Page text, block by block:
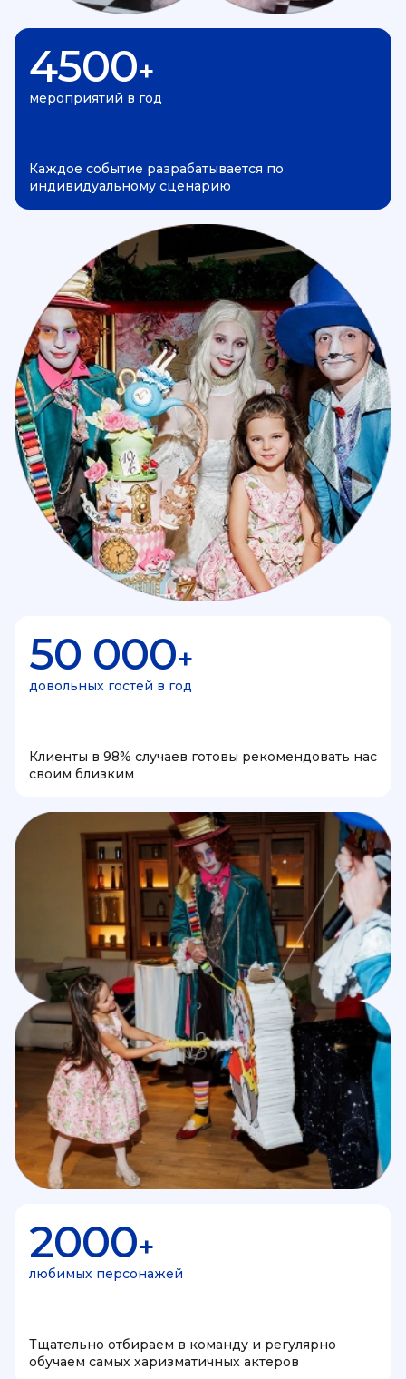
4500+
мероприятий в год
Каждое событие разрабатывается по
индивидуальному сценарию
50 000+
довольных гостей в год
Клиенты в 98% случаев готовы рекомендовать нас
своим близким
2000+
любимых персонажей
Тщательно отбираем в команду и регулярно
обучаем самых харизматичных актеров